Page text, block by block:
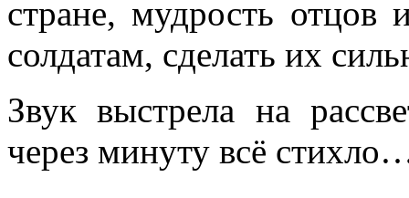
стране, мудрость
солдатам, сделать их
Звук выстрела на
через минуту всё